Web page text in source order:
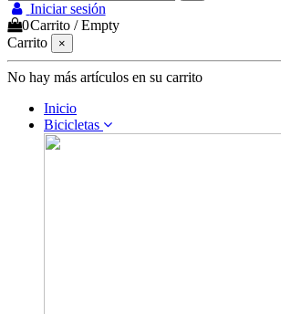
Iniciar sesión
0Carrito /Empty
Carrito
×
No hay más artículos en su carrito
Inicio
Bicicletas